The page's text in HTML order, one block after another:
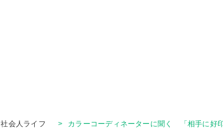
社会人ライフ > カラーコーディネーターに聞く 「相手に好